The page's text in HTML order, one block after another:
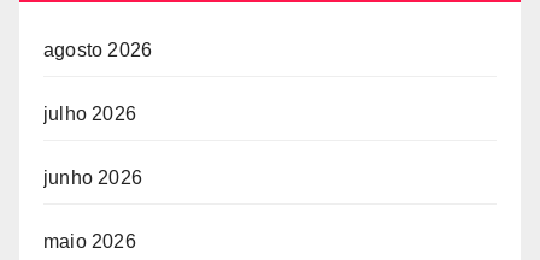
agosto 2026
julho 2026
junho 2026
maio 2026